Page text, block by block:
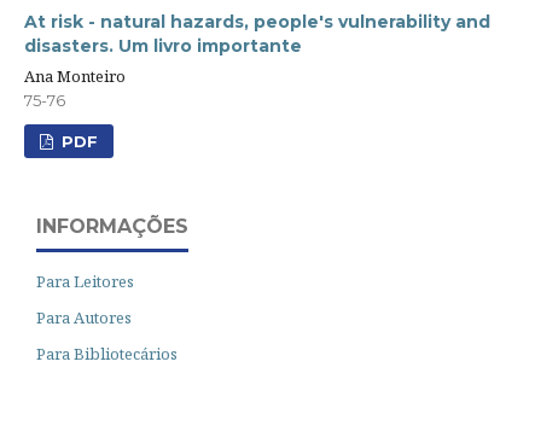
At risk - natural hazards, people's vulnerability and
disasters. Um livro importante
Ana Monteiro
75-76
PDF
INFORMAÇÕES
Para Leitores
Para Autores
Para Bibliotecários